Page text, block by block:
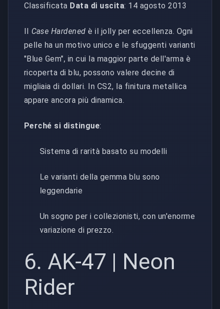
Classificata Data di uscita: 14 agosto 2013
Case Hardened è il jolly per eccellenza. Ogni
pelle ha un motivo unico e le sfuggenti varianti
"Blue Gem", in cui la maggior parte dell'arma è
ricoperta di blu, possono valere decine di
migliaia di dollari. In CS2, la finitura metallica
appare ancora più dinamica.
Perché si distingue:
Sistema di rarità basato su modelli
Le varianti della gemma blu sono
leggendarie
Un sogno per i collezionisti, con un'enorme
variazione di prezzo.
6. AK-47 | Neon
Rider